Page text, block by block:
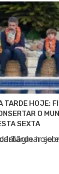
TARDE HOJE:
O
SEXTA